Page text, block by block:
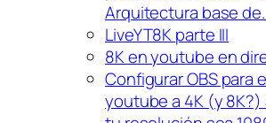
Arquitectura base
LiveYT8K parte III
8K en youtube en
Configurar OBS para
youtube a 4K (y